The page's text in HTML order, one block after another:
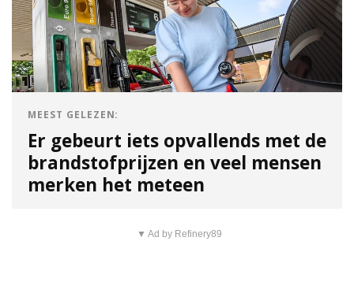
MEEST GELEZEN:
Er gebeurt iets opvallends met de
brandstofprijzen en veel mensen
merken het meteen
▼ Ad by Refinery89